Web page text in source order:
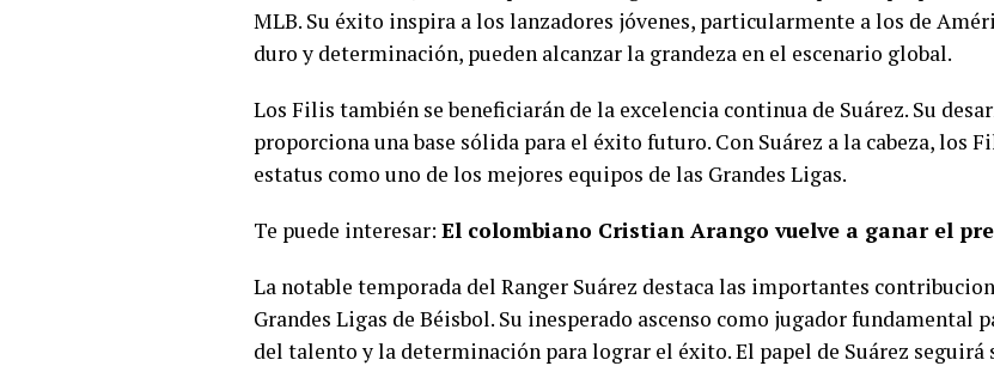
MLB. Su éxito inspira a los lanzadores jóvenes, particularmente a los de
duro y determinación, pueden alcanzar la grandeza en el escenario global.
Los Filis también se beneficiarán de la excelencia continua de Suárez. Su
proporciona una base sólida para el éxito futuro. Con Suárez a la cabeza, los
estatus como uno de los mejores equipos de las Grandes Ligas.
Te puede interesar: El colombiano Cristian Arango vuelve a ganar el
La notable temporada del Ranger Suárez destaca las importantes
Grandes Ligas de Béisbol. Su inesperado ascenso como jugador
del talento y la determinación para lograr el éxito. El papel de Suárez